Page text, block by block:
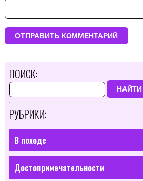
ПОИСК:
НАЙТИ
РУБРИКИ:
В походе
Достопримечательности